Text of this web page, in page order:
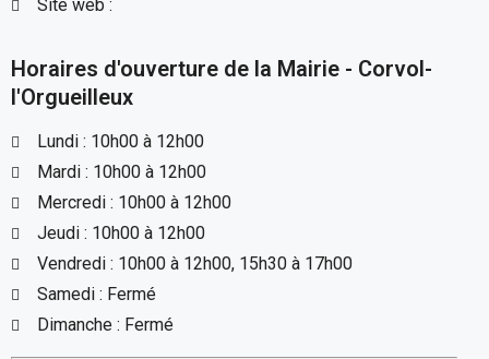
Site web :
Horaires d'ouverture de la Mairie - Corvol-
l'Orgueilleux
Lundi : 10h00 à 12h00
Mardi : 10h00 à 12h00
Mercredi : 10h00 à 12h00
Jeudi : 10h00 à 12h00
Vendredi : 10h00 à 12h00, 15h30 à 17h00
Samedi : Fermé
Dimanche : Fermé